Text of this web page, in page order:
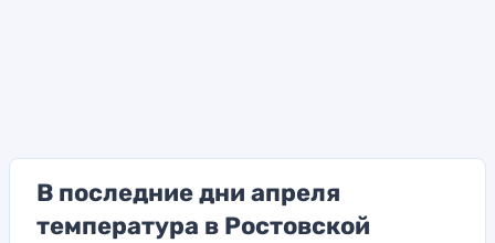
В последние дни апреля
температура в Ростовской